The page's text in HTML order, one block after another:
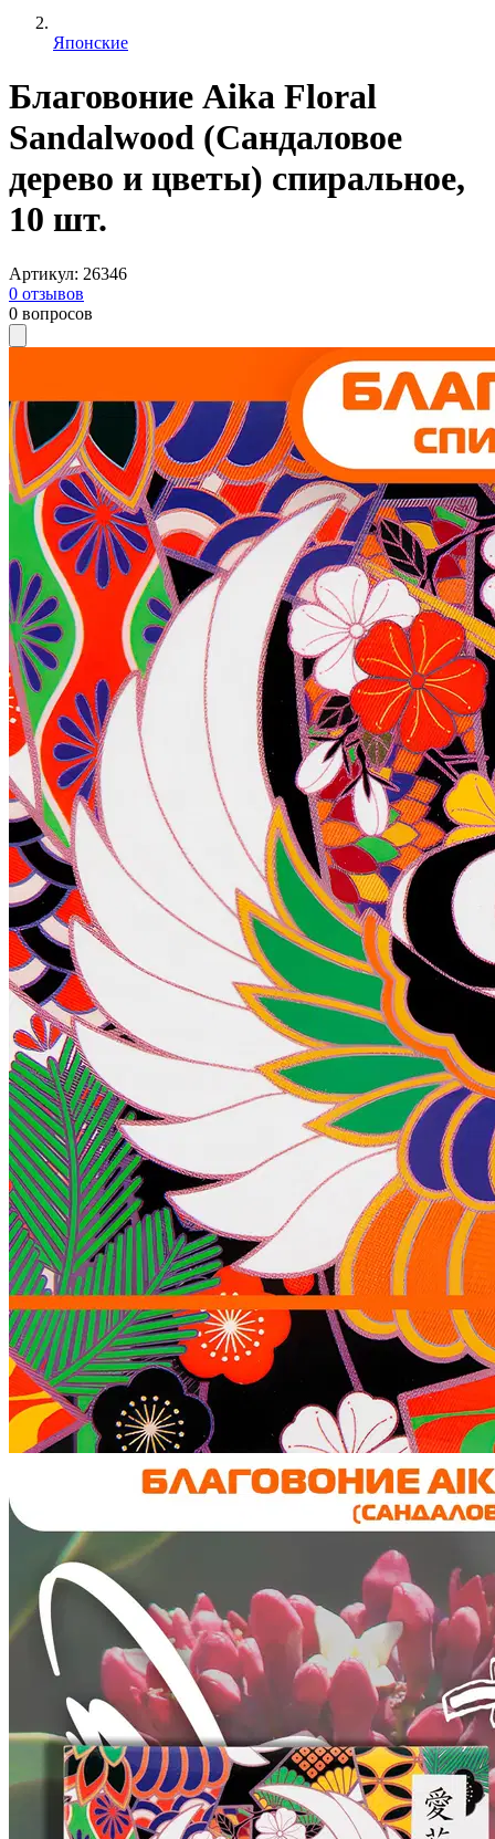
Японские
Благовоние Aika Floral
Sandalwood (Сандаловое
дерево и цветы) спиральное,
10 шт.
Артикул: 26346
0 отзывов
0 вопросов